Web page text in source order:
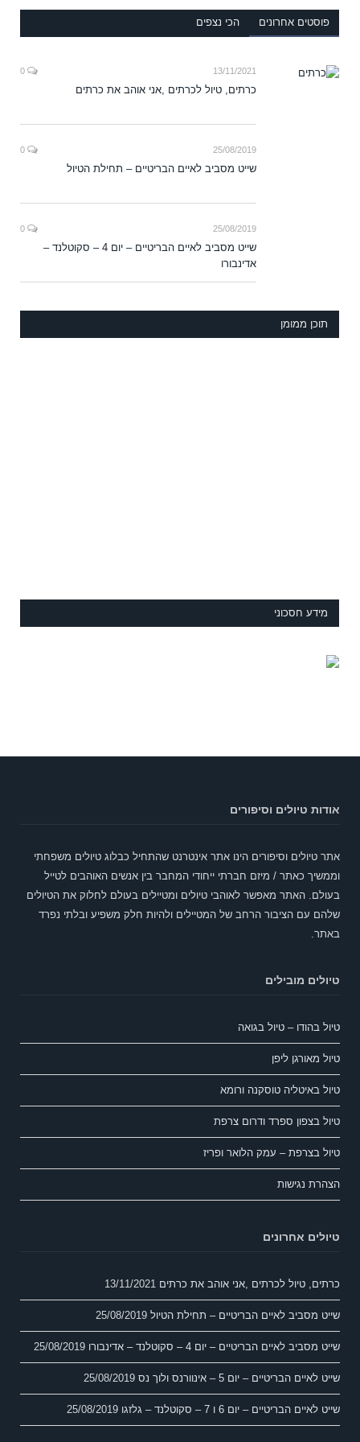
פוסטים אחרונים הכי נצפים
13/11/2021
כרתים, טיול לכרתים ,אני אוהב את כרתים
25/08/2019
שייט מסביב לאיים הבריטיים – תחילת הטיול
25/08/2019
שייט מסביב לאיים הבריטיים – יום 4 – סקוטלנד –
אדינבורו
תוכן ממומן
מידע חסכוני
אודות טיולים וסיפורים
אתר טיולים וסיפורים הינו אתר אינטרנט שהתחיל כבלוג טיולים משפחתי
וממשיך כאתר / מיזם חברתי ייחודי המחבר בין אנשים האוהבים לטייל
בעולם. האתר מאפשר לאוהבי טיולים ומטיילים בעולם לחלוק את הטיולים
שלהם עם הציבור הרחב של המטיילים ולהיות חלק משפיע ובלתי נפרד
באתר.
טיולים מובילים
טיול בהודו – טיול בגואה
טיול מאורגן ליפן
טיול באיטליה טוסקנה ורומא
טיול בצפון ספרד ודרום צרפת
טיול בצרפת – עמק הלואר ופריז
הצהרת נגישות
טיולים אחרונים
כרתים, טיול לכרתים ,אני אוהב את כרתים 13/11/2021
שייט מסביב לאיים הבריטיים – תחילת הטיול 25/08/2019
שייט מסביב לאיים הבריטיים – יום 4 – סקוטלנד – אדינבורו 25/08/2019
שייט לאיים הבריטיים – יום 5 – אינוורנס ולוך נס 25/08/2019
שייט לאיים הבריטיים – יום 6 ו 7 – סקוטלנד – גלזגו 25/08/2019